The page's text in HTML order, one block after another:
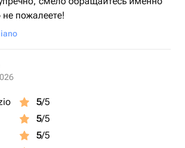
пожалеете!
5/5
5/5
5/5